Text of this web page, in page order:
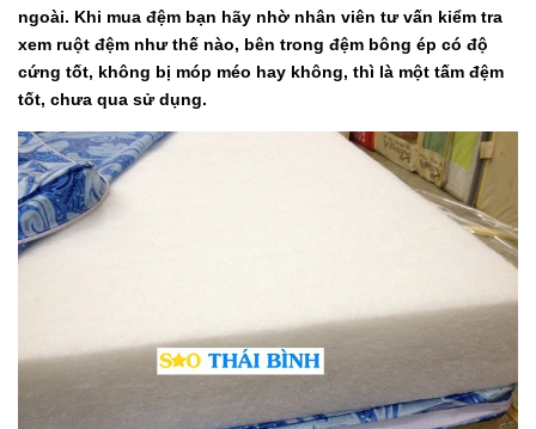
ngoài. Khi mua đệm bạn hãy nhờ nhân viên tư vấn kiểm tra
xem ruột đệm như thế nào, bên trong đệm bông ép có độ
cứng tốt, không bị móp méo hay không, thì là một tấm đệm
tốt, chưa qua sử dụng.